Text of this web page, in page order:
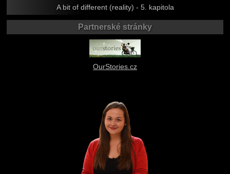
A bit of different (reality) - 5. kapitola
Partnerské stránky
OurStories.cz